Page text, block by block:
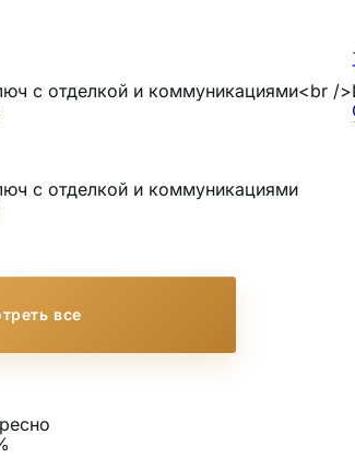
с отделкой и коммуникациями<br />
с отделкой и коммуникациями
все